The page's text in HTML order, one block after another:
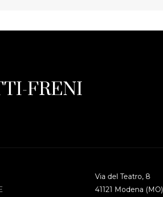
FRENI
Via del Teatro, 8
41121 Modena (MO)